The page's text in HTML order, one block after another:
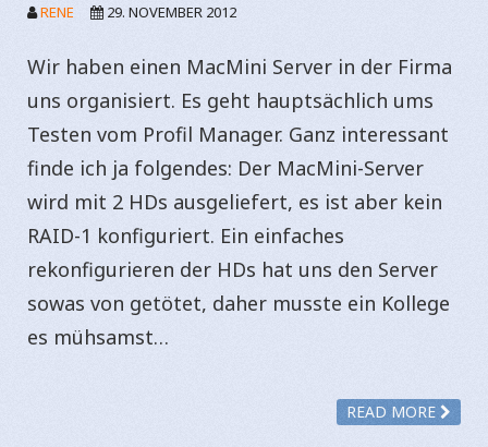
RENE 29. NOVEMBER 2012
Wir haben einen MacMini Server in der Firma
uns organisiert. Es geht hauptsächlich ums
Testen vom Profil Manager. Ganz interessant
finde ich ja folgendes: Der MacMini-Server
wird mit 2 HDs ausgeliefert, es ist aber kein
RAID-1 konfiguriert. Ein einfaches
rekonfigurieren der HDs hat uns den Server
sowas von getötet, daher musste ein Kollege
es mühsamst…
READ MORE